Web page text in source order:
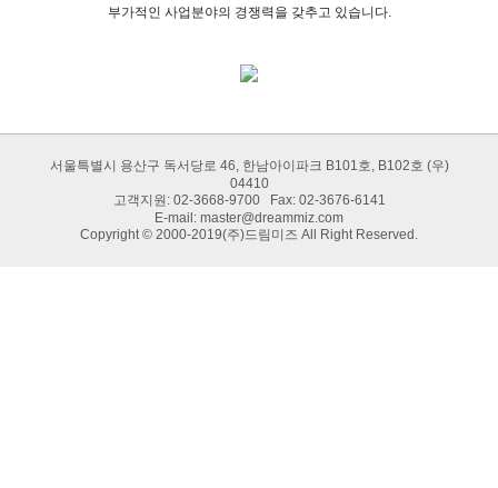
부가적인 사업분야의 경쟁력을 갖추고 있습니다.
서울특별시 용산구 독서당로 46, 한남아이파크 B101호, B102호 (우)
04410
고객지원: 02-3668-9700 Fax: 02-3676-6141
E-mail: master@dreammiz.com
Copyright © 2000-2019(주)드림미즈 All Right Reserved.